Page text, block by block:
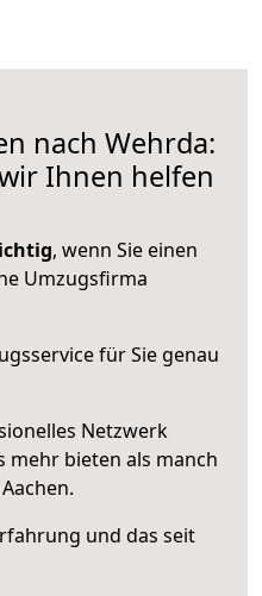
nach Wehrda:
Ihnen helfen
, wenn Sie einen
Umzugsfirma
für Sie genau
Netzwerk
mehr bieten als manch
und das seit